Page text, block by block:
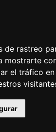
de rastreo
mostrarte
el tráfico